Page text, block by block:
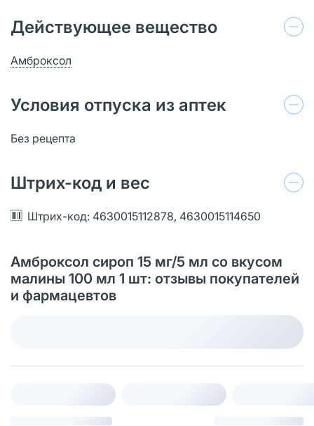
Действующее вещество
Амброксол
Условия отпуска из аптек
Без рецепта
Штрих-код и вес
Штрих-код: 4630015112878, 4630015114650
Амброксол сироп 15 мг/5 мл со вкусом
малины 100 мл 1 шт: отзывы покупателей
и фармацевтов